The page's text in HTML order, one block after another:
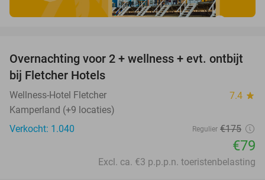
55%
Overnachting voor 2 + wellness + evt. ontbijt
bij Fletcher Hotels
Wellness-Hotel Fletcher 7.4 star
Kamperland (+9 locaties)
Verkocht: 1.040
Regulier €175
€79
Excl. ca. €3 p.p.p.n. toeristenbelasting